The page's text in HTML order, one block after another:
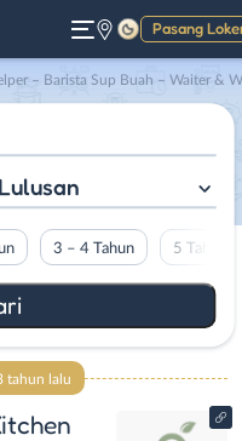
Pasang
Gelap
& Waitress Part dan Full Time – Admin Gudang di Bowl-Ling Fruitbar and Kitchen
Lulusan
3 – 4 Tahun 5 Tahun
tahun lalu